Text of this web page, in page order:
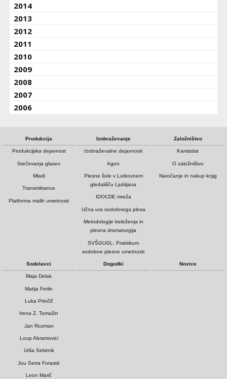
2014
2013
2012
2011
2010
2009
2008
2007
2006
Produkcija
Produkcijska dejavnost
Srečevanja glasov
Mladi
Transmittance
Platforma malih umetnosti
Izobraževanje
Izobraževalne dejavnosti
Agon
Plesne šole v Lutkovnem
gledališču Ljubljana
IDOCDE mreža
Učna ura sodobnega plesa
Metodologije beleženja in
plesna dramaturgija
SVŠGUGL: Praktikum
sodobne plesne umetnosti
Založništvo
Kamizdat
O založništvu
Naročanje in nakup knjig
Sodelavci
Maja Delak
Matija Ferlin
Luka Prinčič
Irena Z. Tomažin
Jan Rozman
Loup Abramovici
Urša Sekirnik
Jou Serra Forasté
Leon Marič
Dogodki Novice